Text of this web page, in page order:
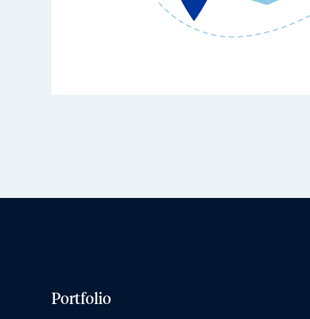
Portfolio